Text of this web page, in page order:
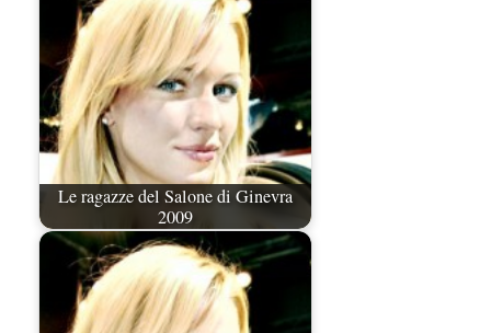
Le ragazze del Salone di Ginevra
2009